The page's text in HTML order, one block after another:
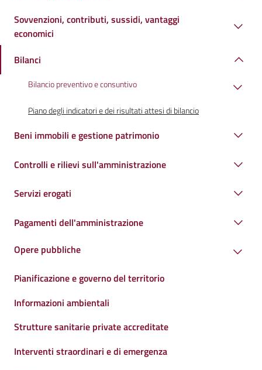
Sovvenzioni, contributi, sussidi, vantaggi
economici
Bilanci
Bilancio preventivo e consuntivo
Piano degli indicatori e dei risultati attesi di bilancio
Beni immobili e gestione patrimonio
Controlli e rilievi sull'amministrazione
Servizi erogati
Pagamenti dell'amministrazione
Opere pubbliche
Pianificazione e governo del territorio
Informazioni ambientali
Strutture sanitarie private accreditate
Interventi straordinari e di emergenza